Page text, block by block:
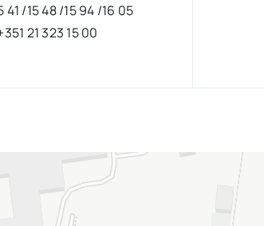
41 /15 48 /15 94 /16 05
21 323 15 00